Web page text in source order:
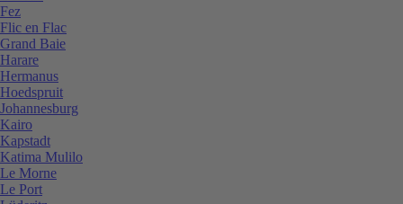
Fez
Flic en Flac
Grand Baie
Harare
Hermanus
Hoedspruit
Johannesburg
Kairo
Kapstadt
Katima Mulilo
Le Morne
Le Port